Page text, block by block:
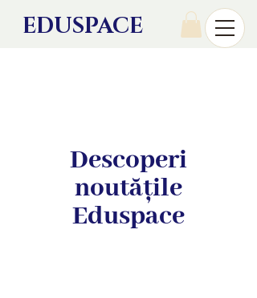
EDUSPACE
Descoperi
noutățile
Eduspace